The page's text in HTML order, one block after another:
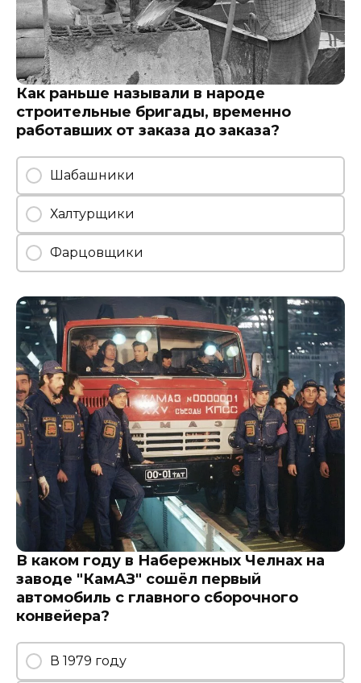
Как раньше называли в народе
строительные бригады, временно
работавших от заказа до заказа?
Шабашники
Халтурщики
Фарцовщики
В каком году в Набережных Челнах на
заводе "КамАЗ" сошёл первый
автомобиль с главного сборочного
конвейера?
В 1979 году